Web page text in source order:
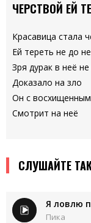
ЧЕРСТВОЙ ЕЙ
Красавица стала
Ей тереть не до
Зря дурак в неё
Доказало на зло
Он с
Смотрит на неё
СЛУШАЙТЕ
Я ловлю
Пика